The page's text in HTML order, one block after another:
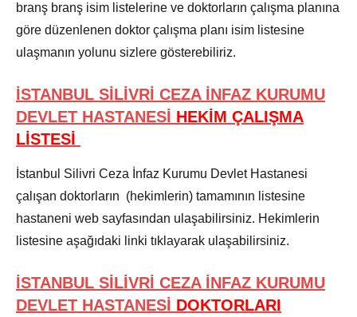
branş branş isim listelerine ve doktorların çalışma planına
göre düzenlenen doktor çalışma planı isim listesine
ulaşmanın yolunu sizlere gösterebiliriz.
İSTANBUL SİLİVRİ CEZA İNFAZ KURUMU
DEVLET HASTANESİ HEKİM ÇALIŞMA
LİSTESİ
İstanbul Silivri Ceza İnfaz Kurumu Devlet Hastanesi
çalışan doktorların (hekimlerin) tamamının listesine
hastaneni web sayfasından ulaşabilirsiniz. Hekimlerin
listesine aşağıdaki linki tıklayarak ulaşabilirsiniz.
İSTANBUL SİLİVRİ CEZA İNFAZ KURUMU
DEVLET HASTANESİ DOKTORLARI